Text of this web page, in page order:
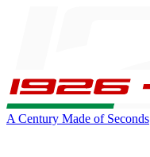
A Century Made of Seconds